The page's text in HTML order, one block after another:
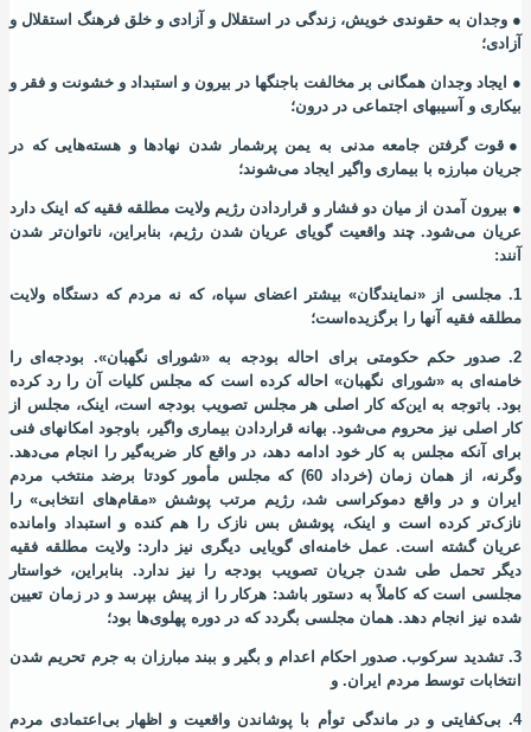
● وجدان به حقوندی خویش، زندگی در استقلال و آزادی و خلق فرهنگ استقلال و
آزادی؛
● ایجاد وجدان همگانی بر مخالفت باجنگها در بیرون و استبداد و خشونت و فقر و
بیکاری و آسیبهای اجتماعی در درون؛
● قوت گرفتن جامعه مدنی به یمن پرشمار شدن نهادها و هسته‌هایی که در
جریان مبارزه با بیماری واگیر ایجاد می‌شوند؛
● بیرون آمدن از میان دو فشار و قراردادن رژیم ولایت مطلقه فقیه که اینک دارد
عریان می‌شود. چند واقعیت گویای عریان شدن رژیم، بنابراین، ناتوان‌تر شدن
آنند:
1. مجلسی از «نمایندگان» بیشتر اعضای سپاه، که نه مردم که دستگاه ولایت
مطلقه فقیه آنها را برگزیده‌است؛
2. صدور حکم حکومتی برای احاله بودجه به «شورای نگهبان». بودجه‌ای را
خامنه‌ای به «شورای نگهبان» احاله کرده‌ است که مجلس کلیات آن را رد کرده
بود. باتوجه به این‌که کار اصلی هر مجلس تصویب بودجه‌ است، اینک، مجلس از
کار اصلی نیز محروم می‌شود. بهانه قراردادن بیماری واگیر، باوجود امکانهای فنی
برای آنکه مجلس به کار خود ادامه دهد، در واقع کار ضربه‌گیر را انجام می‌دهد.
وگرنه، از همان زمان (خرداد 60) که مجلس مأمور کودتا برضد منتخب مردم
ایران و در واقع دموکراسی شد، رژیم مرتب پوشش «مقام‌های انتخابی» را
نازک‌تر کرده‌ است و اینک، پوشش بس نازک را هم کنده و استبداد وامانده
عریان گشته‌ است. عمل خامنه‌ای گویایی دیگری نیز دارد: ولایت مطلقه فقیه
دیگر تحمل طی شدن جریان تصویب بودجه را نیز ندارد. بنابراین، خواستار
مجلسی است که کاملاً به دستور باشد: هرکار را از پیش بپرسد و در زمان تعیین
شده نیز انجام دهد. همان مجلسی بگردد که در دوره پهلوی‌ها بود؛
3. تشدید سرکوب. صدور احکام اعدام و بگیر و ببند مبارزان به جرم تحریم شدن
انتخابات توسط مردم ایران. و
4. بی‌کفایتی و در ماندگی توأم با پوشاندن واقعیت و اظهار بی‌اعتمادی مردم